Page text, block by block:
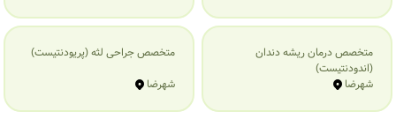
متخصص درمان ریشه دندان
(اندودنتیست)
شهرضا
متخصص جراحی لثه (پریودنتیست)
شهرضا